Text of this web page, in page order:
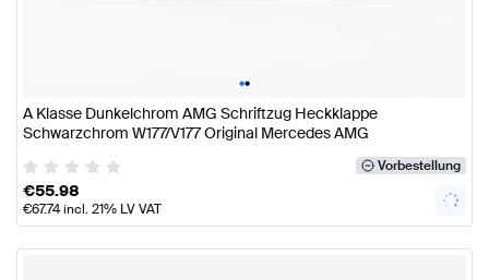
••
A Klasse Dunkelchrom AMG Schriftzug Heckklappe
Schwarzchrom W177/V177 Original Mercedes AMG
Vorbestellung
€55.98
€67.74incl. 21% LV VAT